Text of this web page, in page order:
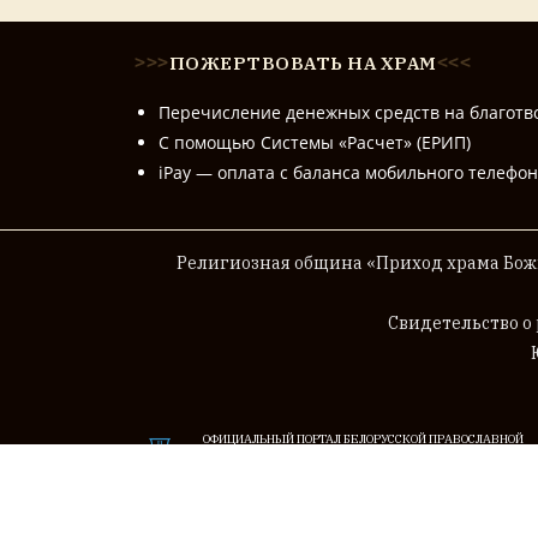
>>>ПОЖЕРТВОВАТЬ НА ХРАМ<<<
Перечисление денежных средств на
С помощью Системы «Расчет» (ЕРИП)
iPay — оплата с баланса мобильного
Религиозная община «Приход храма
Cвидетельство
ОФИЦИАЛЬНЫЙ ПОРТАЛ БЕЛОРУССКОЙ ПРАВОСЛАВНОЙ